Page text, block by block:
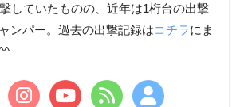
していたものの、近年は1桁台の出撃
ンパー。過去の出撃記録はコチラにま